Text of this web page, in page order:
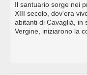
Il santuario sorge nei
XIII secolo, dov'era
abitanti di Cavaglià, in
Vergine, iniziarono la